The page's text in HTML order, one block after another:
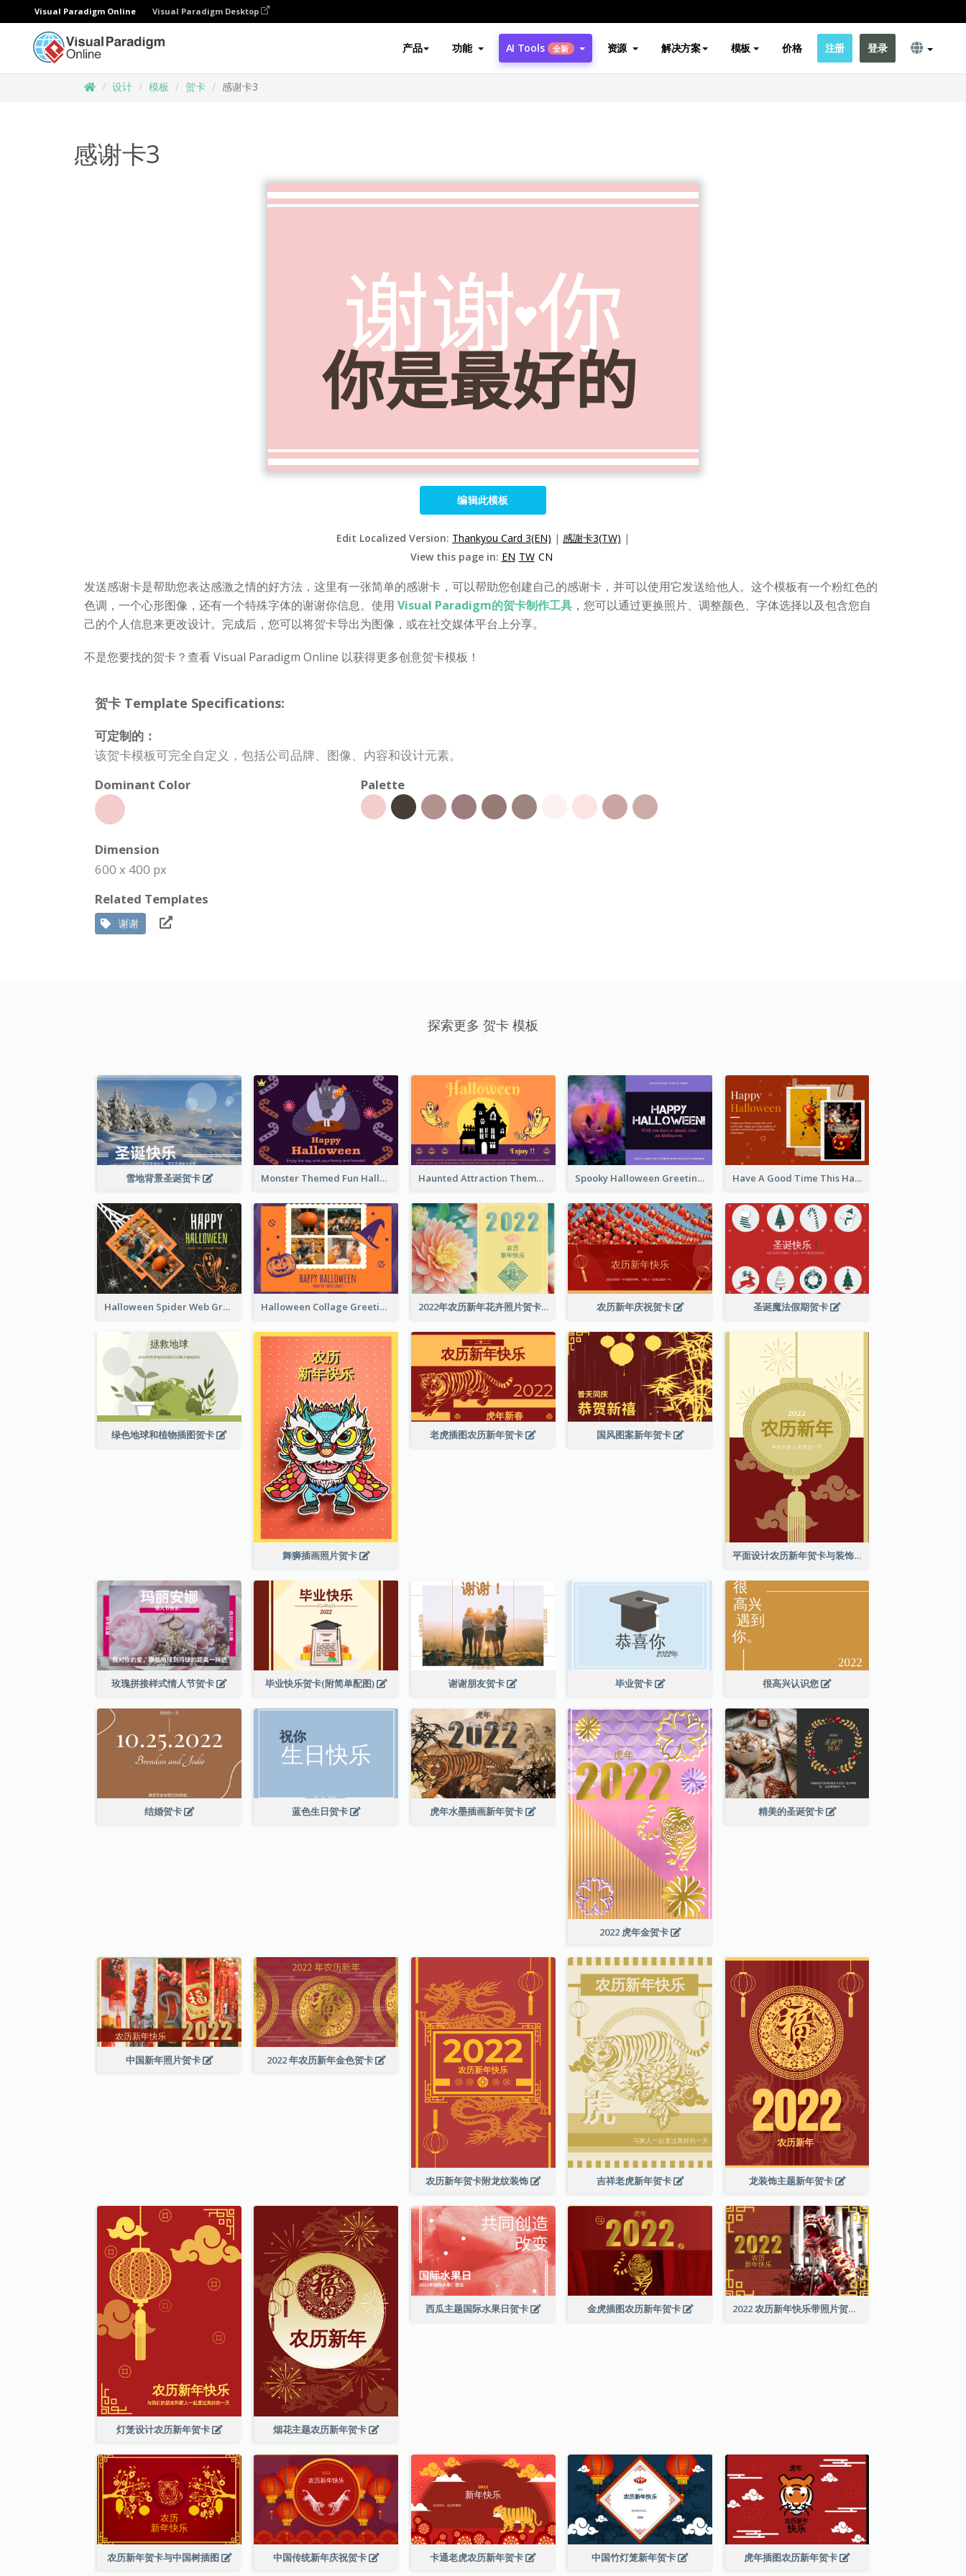
Visual Paradigm Online Visual Paradigm Desktop
产品 功能 AI Tools 全新 资源 解决方案 模板 价格 注册 登录
设计 模板 贺卡 感谢卡3
感谢卡3
编辑此模板
Edit Localized Version: Thankyou Card 3(EN) | 感謝卡3(TW) |
View this page in: EN TW CN
发送感谢卡是帮助您表达感激之情的好方法，这里有一张简单的感谢卡，可以帮助您创建自己的感谢卡，并可以使用它发送给他人。这个模板有一个粉红色的
色调，一个心形图像，还有一个特殊字体的谢谢你信息。使用 Visual Paradigm的贺卡制作工具 ，您可以通过更换照片、调整颜色、字体选择以及包含您自
己的个人信息来更改设计。完成后，您可以将贺卡导出为图像，或在社交媒体平台上分享。
不是您要找的贺卡？查看 Visual Paradigm Online 以获得更多创意贺卡模板！
贺卡 Template Specifications:
可定制的：
该贺卡模板可完全自定义，包括公司品牌、图像、内容和设计元素。
Dominant Color
Palette
Dimension
600 x 400 px
Related Templates
谢谢
探索更多 贺卡 模板
雪地背景圣诞贺卡 Monster Themed Fun Halloween Greeting Card Haunted Attraction Themed Halloween Card Spooky Halloween Greeting Card Have A Good Time This Halloween Greeting Card
Halloween Spider Web Greeting Card Halloween Collage Greeting Card 2022年农历新年花卉照片贺卡 农历新年庆祝贺卡 圣诞魔法假期贺卡
绿色地球和植物插图贺卡
舞狮插画照片贺卡
老虎插图农历新年贺卡 国风图案新年贺卡
平面设计农历新年贺卡与装饰
玫瑰拼接样式情人节贺卡 毕业快乐贺卡(附简单配图) 谢谢朋友贺卡 毕业贺卡 很高兴认识您
结婚贺卡 蓝色生日贺卡 虎年水墨插画新年贺卡
2022 虎年金贺卡
精美的圣诞贺卡
中国新年照片贺卡 2022 年农历新年金色贺卡
农历新年贺卡附龙纹装饰 吉祥老虎新年贺卡 龙装饰主题新年贺卡
灯笼设计农历新年贺卡 烟花主题农历新年贺卡
西瓜主题国际水果日贺卡 金虎插图农历新年贺卡 2022 农历新年快乐带照片贺卡
农历新年贺卡与中国树插图 中国传统新年庆祝贺卡 卡通老虎农历新年贺卡 中国竹灯笼新年贺卡 虎年插图农历新年贺卡